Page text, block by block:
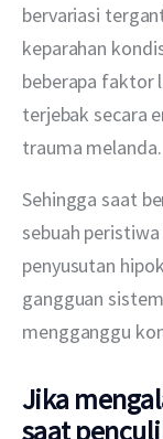
bervariasi
keparahan
beberapa faktor
terjebak secara
trauma melanda.
Sehingga saat
sebuah
penyusutan
gangguan
mengganggu
Jika
saat